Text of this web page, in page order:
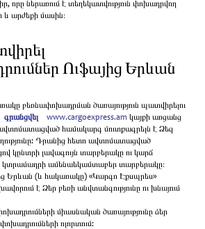
որը ներառում է տեղեկատվություն փոխադրվող
և արժեքի մասին։
Ուֆայից Երևան
բեռնափոխադրման ծառայություն պատվիրելու
գրանցվել www.cargoexpress.am կայքի առցանց
ավտոմատացված համակարգ մուտքագրելն է Ձեզ
Դրանից հետո ավտոմատացված
կընտրի լավագույն տարբերակը ու կարճ
կտրամադրի ամենաեկամտաբեր տարբերակը։
Երևան (և հակառակը) «Կարգո Էքսպրես»
է Ձեր բեռի անվտանգությունը ու խնայում
միասնական ծառայությունը ձեր
ոլորտում: